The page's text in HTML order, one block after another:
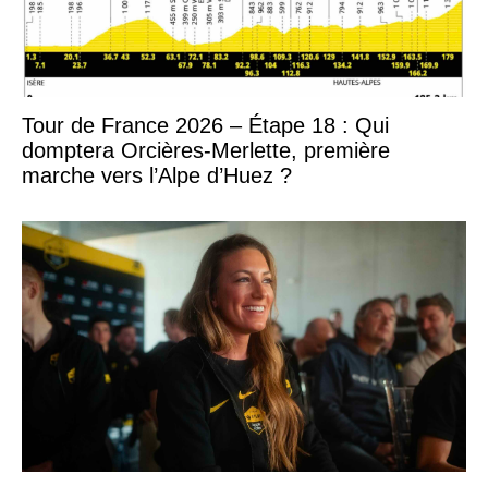
Tour de France 2026 – Étape 18 : Qui
domptera Orcières-Merlette, première
marche vers l’Alpe d’Huez ?